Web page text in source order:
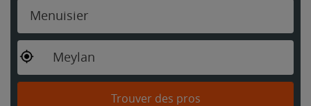
Menuisier
Meylan
Trouver des pros